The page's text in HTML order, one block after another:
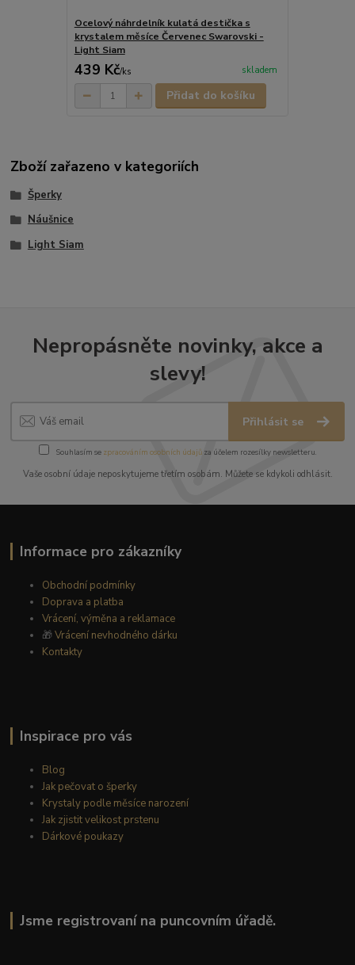
Ocelový náhrdelník kulatá destička s
krystalem měsíce Červenec Swarovski -
Light Siam
439 Kč/ks skladem
Přidat do košíku
Zboží zařazeno v kategoriích
Šperky
Náušnice
Light Siam
Nepropásněte novinky, akce a
slevy!
Přihlásit se
Souhlasím se zpracováním osobních údajůza účelem rozesílky newsletteru.
Vaše osobní údaje neposkytujeme třetím osobám. Můžete se kdykoli odhlásit.
Informace pro zákazníky
Obchodní podmínky
Doprava a platba
Vrácení, výměna a reklamace
🎁Vrácení nevhodného dárku
Kontakty
Inspirace pro vás
Blog
Jak pečovat o šperky
Krystaly podle měsíce narození
Jak zjistit velikost prstenu
Dárkové poukazy
Jsme registrovaní na puncovním úřadě.